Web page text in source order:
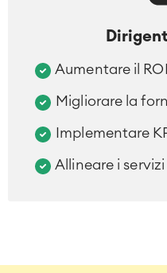
Aumentare il
Migliorare la
Implementare
Allineare i